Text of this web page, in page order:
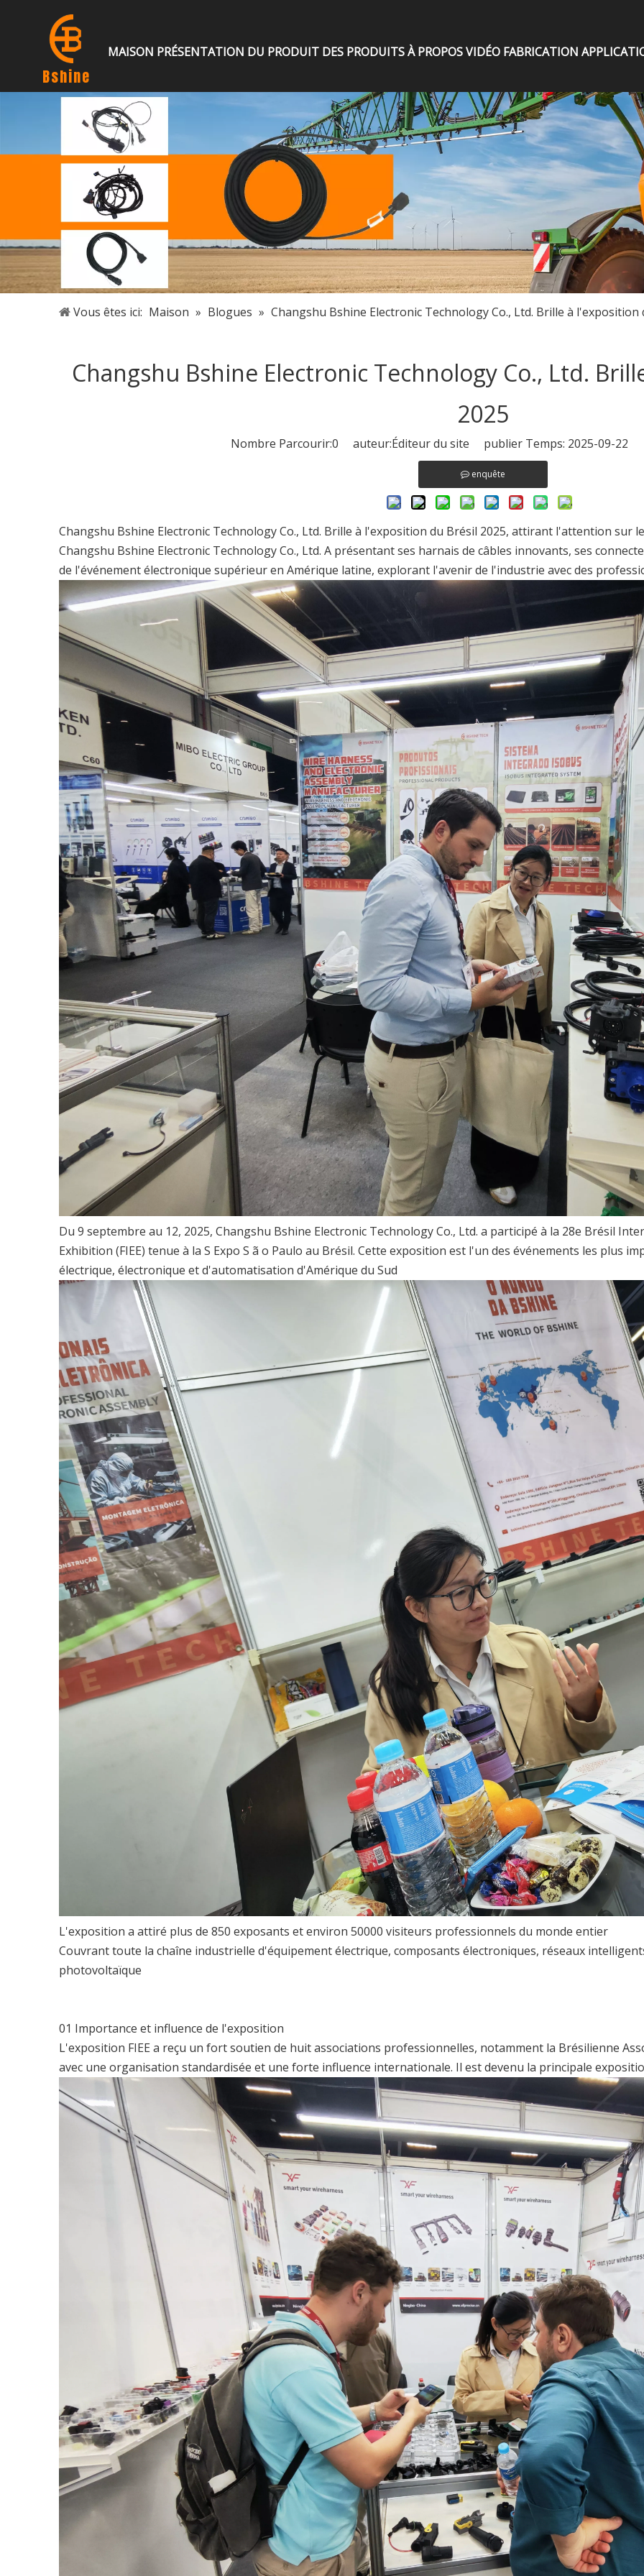
Bshine
MAISON PRÉSENTATION DU PRODUIT DES PRODUITSÀ PROPOSVIDÉO FABRICATION
Vous êtes ici: Maison » Blogues » Changshu Bshine Electronic Technology Co., Ltd. Brille à l'exposition
Changshu Bshine Electronic Technology Co., Ltd.
2025
Nombre Parcourir:0 auteur:Éditeur du site publier Temps: 2025-09-22
enquête
Changshu Bshine Electronic Technology Co., Ltd. Brille à l'exposition du Brésil 2025, attirant l'attention sur
Changshu Bshine Electronic Technology Co., Ltd. A présentant ses harnais de câbles innovants, ses
de l'événement électronique supérieur en Amérique latine, explorant l'avenir de l'industrie avec des
Du 9 septembre au 12, 2025, Changshu Bshine Electronic Technology Co., Ltd. a participé à la 28e Brésil
Exhibition (FIEE) tenue à la S Expo S ã o Paulo au Brésil. Cette exposition est l'un des événements les plus
électrique, électronique et d'automatisation d'Amérique du Sud
L'exposition a attiré plus de 850 exposants et environ 50000 visiteurs professionnels du monde entier
Couvrant toute la chaîne industrielle d'équipement électrique, composants électroniques, réseaux
photovoltaïque
01 Importance et influence de l'exposition
L'exposition FIEE a reçu un fort soutien de huit associations professionnelles, notamment la Brésilienne
avec une organisation standardisée et une forte influence internationale. Il est devenu la principale